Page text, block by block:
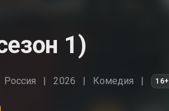
1)
Россия 2026 Комедия 16+